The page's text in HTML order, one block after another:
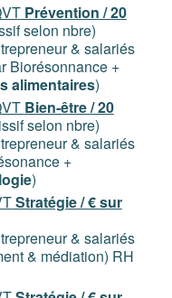
Prévention / 20
selon nbre)
& salariés
Biorésonnance +
alimentaires)
Bien-être / 20
selon nbre)
& salariés
+
)
Stratégie / € sur
& salariés
& médiation) RH